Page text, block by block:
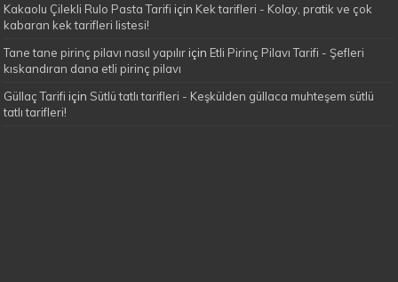
Kakaolu Çilekli Rulo Pasta Tarifi için Kek tarifleri - Kolay, pratik ve çok
kabaran kek tarifleri listesi!
Tane tane pirinç pilavı nasıl yapılır için Etli Pirinç Pilavı Tarifi - Şefleri
kıskandıran dana etli pirinç pilavı
Güllaç Tarifi için Sütlü tatlı tarifleri - Keşkülden güllaca muhteşem sütlü
tatlı tarifleri!